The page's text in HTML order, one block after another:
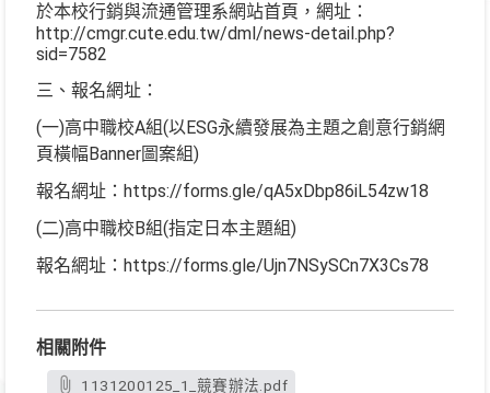
於本校行銷與流通管理系網站首頁，網址：
http://cmgr.cute.edu.tw/dml/news-detail.php?
sid=7582
三、報名網址：
(一)高中職校A組(以ESG永續發展為主題之創意行銷網
頁橫幅Banner圖案組)
報名網址：https://forms.gle/qA5xDbp86iL54zw18
(二)高中職校B組(指定日本主題組)
報名網址：https://forms.gle/Ujn7NSySCn7X3Cs78
相關附件
1131200125_1_競賽辦法.pdf